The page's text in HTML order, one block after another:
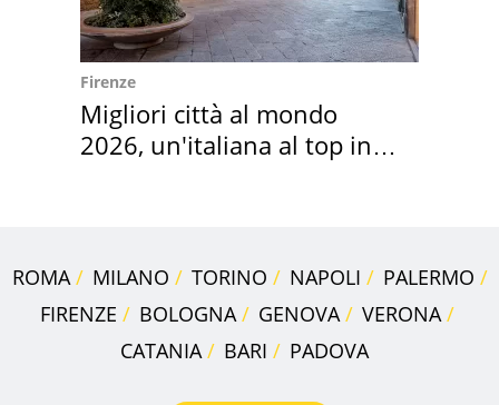
Firenze
Migliori città al mondo
2026, un'italiana al top in
ROMA MILANO TORINO NAPOLI
PALERMO
FIRENZE
BOLOGNA GENOVA
VERONA
CATANIA
BARI PADOVA